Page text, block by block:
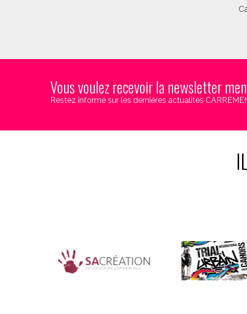
Vous voulez recevoir la newsletter
Restez informé sur les dernières actualités